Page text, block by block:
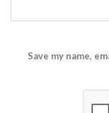
Save my name,